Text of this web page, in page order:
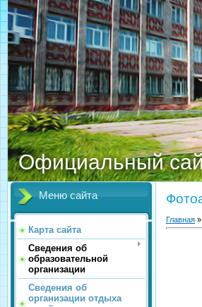
Официальный
Меню сайта
Карта сайта
Сведения об
образовательной
организации
Сведения об
организации отдыха
Главная »